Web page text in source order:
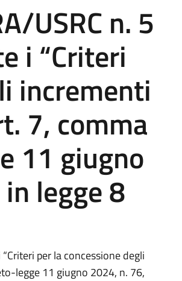
USRC n. 5
i “Criteri
incrementi
7, comma
11 giugno
legge 8
per la concessione degli
legge 11 giugno 2024, n. 76,